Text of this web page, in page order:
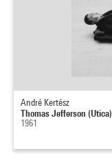
André Kertész
Thomas Jefferson (Utica)
1961